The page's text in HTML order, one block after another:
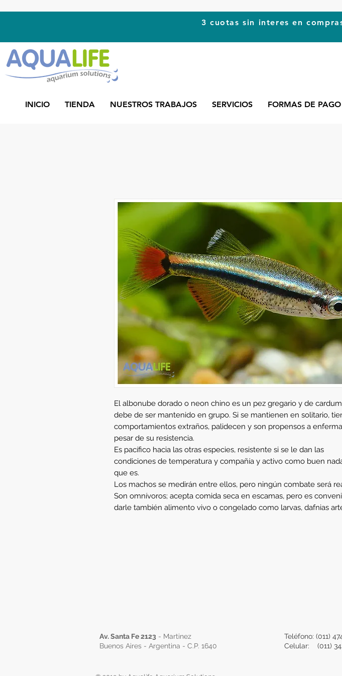
3 cuotas sin interes en
INICIO TIENDA NUESTROS TRABAJOS SERVICIOS FORMAS DE
El albonube dorado o neon chino es un pez gregario y de
debe de ser mantenido en grupo. Si se mantienen en solitario,
comportamientos extraños, palidecen y son propensos a
pesar de su resistencia.
Es pacífico hacia las otras especies, resistente si se le dan las
condiciones de temperatura y compañía y activo como buen
que es.
Los machos se medirán entre ellos, pero ningún combate será
Son omnívoros; acepta comida seca en escamas, pero es
darle también alimento vivo o congelado como larvas, dafnias
Av. Santa Fe 2123 - Martinez
Buenos Aires - Argentina - C.P. 1640
Teléfono: (011)
Celular: (011)